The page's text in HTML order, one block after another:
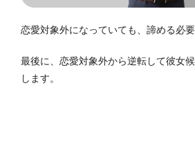
恋愛対象外になっていても、諦める必要
最後に、恋愛対象外から逆転して彼女
します。